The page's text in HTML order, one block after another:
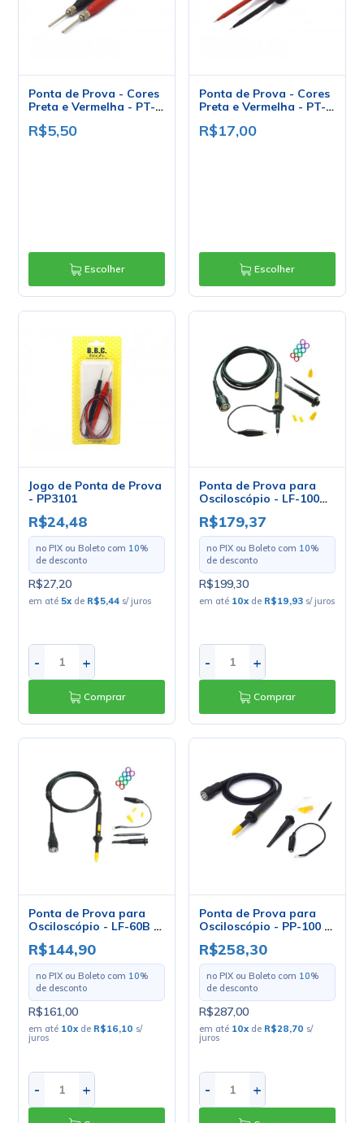
Ponta de Prova - Cores
Preta e Vermelha - PT-
R$5,50
Escolher
Ponta de Prova - Cores
Preta e Vermelha - PT-
R$17,00
Escolher
Jogo de Ponta de Prova
- PP3101
R$24,48
no PIX ou Boleto com 10%
de desconto
R$27,20
em até 5x de R$5,44 s/ juros
- +
Comprar
Ponta de Prova para
Osciloscópio - LF-100B
- Minipa
R$179,37
no PIX ou Boleto com 10%
de desconto
R$199,30
em até 10x de R$19,93 s/ juros
- +
Comprar
Ponta de Prova para
Osciloscópio - LF-60B -
Minipa
R$144,90
no PIX ou Boleto com 10%
de desconto
R$161,00
em até 10x de R$16,10 s/
juros
- +
Ponta de Prova para
Osciloscópio - PP-100 -
Icel
R$258,30
no PIX ou Boleto com 10%
de desconto
R$287,00
em até 10x de R$28,70 s/
juros
- +